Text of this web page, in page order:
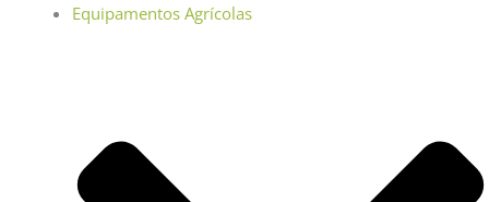
Equipamentos Agrícolas